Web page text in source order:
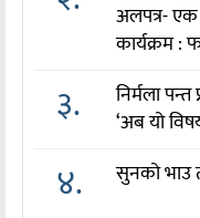
अलपत्र- एक
कार्यक्रम :
३.
निर्मला
‘अब यो
४. सुनको भाउ